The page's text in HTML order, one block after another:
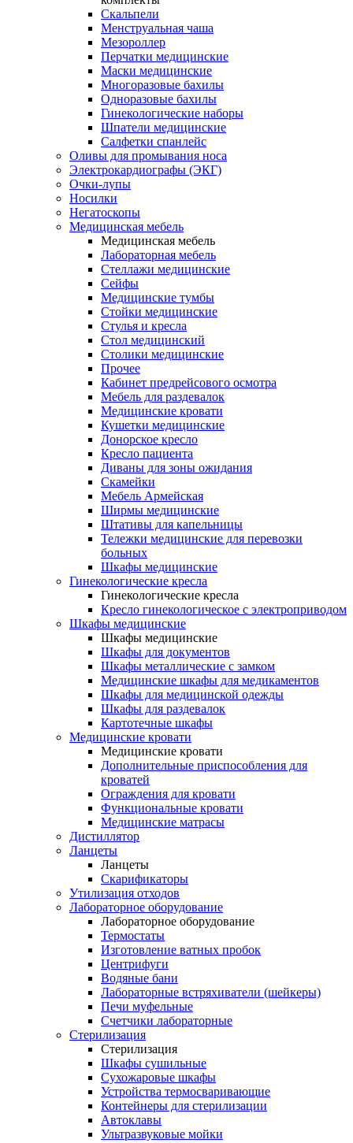
Скальпели
Менструальная чаша
Мезороллер
Перчатки медицинские
Маски медицинские
Многоразовые бахилы
Одноразовые бахилы
Гинекологические наборы
Шпатели медицинские
Салфетки спанлейс
Оливы для промывания носа
Электрокардиографы (ЭКГ)
Очки-лупы
Носилки
Негатоскопы
Медицинская мебель
Медицинская мебель
Лабораторная мебель
Стеллажи медицинские
Сейфы
Медицинские тумбы
Стойки медицинские
Cтулья и кресла
Стол медицинский
Столики медицинские
Прочее
Кабинет предрейсового осмотра
Мебель для раздевалок
Медицинские кровати
Кушетки медицинские
Донорское кресло
Кресло пациента
Диваны для зоны ожидания
Скамейки
Мебель Армейская
Ширмы медицинские
Штативы для капельницы
Тележки медицинские для перевозки
больных
Шкафы медицинские
Гинекологические кресла
Гинекологические кресла
Кресло гинекологическое с электроприводом
Шкафы медицинские
Шкафы медицинские
Шкафы для документов
Шкафы металлические с замком
Медицинские шкафы для медикаментов
Шкафы для медицинской одежды
Шкафы для раздевалок
Картотечные шкафы
Медицинские кровати
Медицинские кровати
Дополнительные приспособления для
кроватей
Ограждения для кровати
Функциональные кровати
Медицинские матрасы
Дистиллятор
Ланцеты
Ланцеты
Скарификаторы
Утилизация отходов
Лабораторное оборудование
Лабораторное оборудование
Термостаты
Изготовление ватных пробок
Центрифуги
Водяные бани
Лабораторные встряхиватели (шейкеры)
Печи муфельные
Счетчики лабораторные
Стерилизация
Стерилизация
Шкафы сушильные
Сухожаровые шкафы
Устройства термосваривающие
Контейнеры для стерилизации
Автоклавы
Ультразвуковые мойки